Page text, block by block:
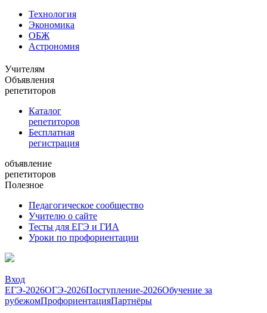
Технология
Экономика
ОБЖ
Астрономия
Учителям
Объявления
репетиторов
Каталог
репетиторов
Бесплатная
регистрация
объявление
репетиторов
Полезное
Педагогическое сообщество
Учителю о сайте
Тесты для ЕГЭ и ГИА
Уроки по профориентации
Вход
ЕГЭ-2026ОГЭ-2026Поступление-2026Обучение за
рубежомПрофориентацияПартнёры